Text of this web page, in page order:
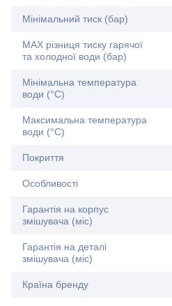
Мінімальний тиск (бар)
MAX різниця тиску гарячої
та холодної води (бар)
Мінімальна температура
води (°C)
Максимальна температура
води (°C)
Покриття
Особливості
Гарантія на корпус
змішувача (міс)
Гарантія на деталі
змішувача (міс)
Країна бренду